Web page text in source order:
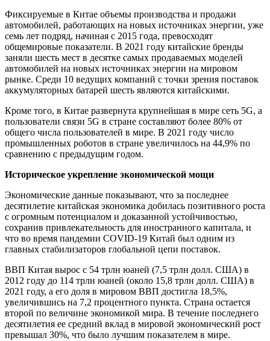
Фиксируемые в Китае объемы производства и продажи
автомобилей, работающих на новых источниках энергии, уже
семь лет подряд, начиная с 2015 года, превосходят
общемировые показатели. В 2021 году китайские бренды
заняли шесть мест в десятке самых продаваемых моделей
автомобилей на новых источниках энергии на мировом
рынке. Среди 10 ведущих компаний с точки зрения поставок
аккумуляторных батарей шесть являются китайскими.
Кроме того, в Китае развернута крупнейшая в мире сеть 5G, а
пользователи связи 5G в стране составляют более 80% от
общего числа пользователей в мире. В 2021 году число
промышленных роботов в стране увеличилось на 44,9% по
сравнению с предыдущим годом.
Историческое укрепление экономической мощи
Экономические данные показывают, что за последнее
десятилетие китайская экономика добилась позитивного роста
с огромным потенциалом и доказанной устойчивостью,
сохранив привлекательность для иностранного капитала, и
что во время пандемии COVID-19 Китай был одним из
главных стабилизаторов глобальной цепи поставок.
ВВП Китая вырос с 54 трлн юаней (7,5 трлн долл. США) в
2012 году до 114 трлн юаней (около 15,8 трлн долл. США) в
2021 году, а его доля в мировом ВВП достигла 18,5%,
увеличившись на 7,2 процентного пункта. Страна остается
второй по величине экономикой мира. В течение последнего
десятилетия ее средний вклад в мировой экономический рост
превышал 30%, что было лучшим показателем в мире.